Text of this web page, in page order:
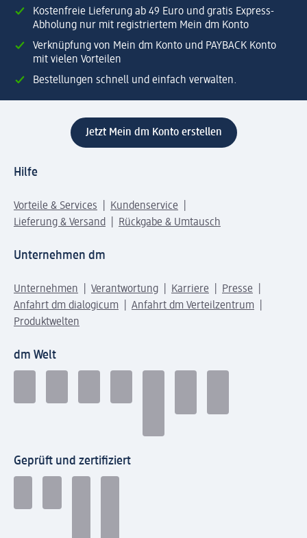
Kostenfreie Lieferung ab 49 Euro und gratis Express-
Abholung nur mit registriertem Mein dm Konto
Verknüpfung von Mein dm Konto und PAYBACK Konto
mit vielen Vorteilen
Bestellungen schnell und einfach verwalten.
Jetzt Mein dm Konto erstellen
Hilfe
Vorteile & Services
Kundenservice
Lieferung & Versand
Rückgabe & Umtausch
Unternehmen dm
Unternehmen Verantwortung Karriere
Presse
Anfahrt dm dialogicum
Anfahrt dm Verteilzentrum
Produktwelten
dm Welt
Geprüft und zertifiziert